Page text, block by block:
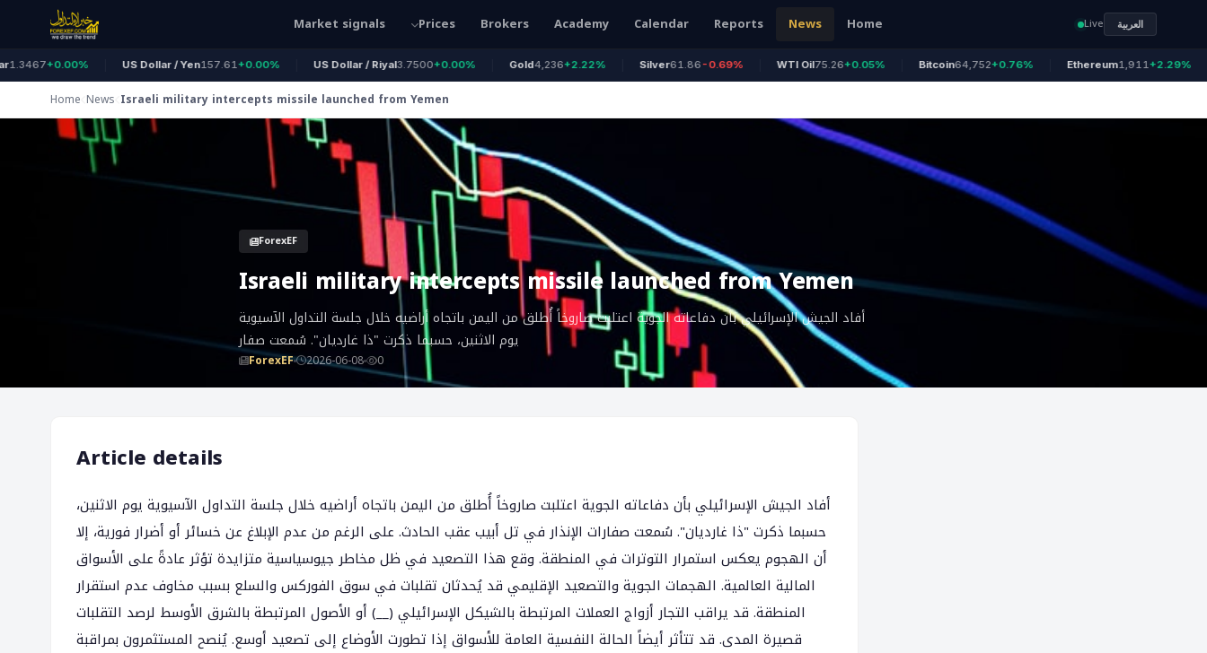
Home
News
Reports
Calendar
Academy
Brokers
Prices
Market signals Live العربية
+0.00% US Dollar / Yen 157.61+0.00% US Dollar / Riyal 3.7500+0.00% 4,236+2.22% Silver61.86-0.69% WTI Oil75.26+0.05% Bitcoin64,752+0.76% Ethereum1,911+2.29%
Home News Israeli military intercepts missile launched from Yemen
ForexEF
Israeli military intercepts missile launched from Yemen
أفاد الجيش الإسرائيلي بأن دفاعاته الجوية اعتلبت صاروخاً أُطلق من اليمن باتجاه أراضيه خلال جلسة التداول الآسيوية
يوم الاثنين، حسبما ذكرت "ذا غارديان". سُمعت صفار
ForexEF 2026-06-08 0
Article details
أفاد الجيش الإسرائيلي بأن دفاعاته الجوية اعتلبت صاروخاً أُطلق من اليمن باتجاه أراضيه خلال جلسة التداول الآسيوية يوم الاثنين،
حسبما ذكرت "ذا غارديان". سُمعت صفارات الإنذار في تل أبيب عقب الحادث. على الرغم من عدم الإبلاغ عن خسائر أو أضرار فورية، إلا
أن الهجوم يعكس استمرار التوترات في المنطقة. وقع هذا التصعيد في ظل مخاطر جيوسياسية متزايدة تؤثر عادةً على الأسواق
المالية العالمية. الهجمات الجوية والتصعيد الإقليمي قد يُحدثان تقلبات في سوق الفوركس والسلع بسبب مخاوف عدم استقرار
المنطقة. قد يراقب التجار أزواج العملات المرتبطة بالشيكل الإسرائيلي (__) أو الأصول المرتبطة بالشرق الأوسط لرصد التقلبات
قصيرة المدى. قد تتأثر أيضاً الحالة النفسية العامة للأسواق إذا تطورت الأوضاع إلى تصعيد أوسع. يُنصح المستثمرون بمراقبة